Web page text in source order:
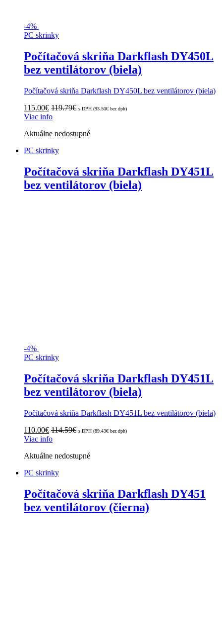
-4%
PC skrinky
Počítačová skriňa Darkflash DY450L
bez ventilátorov (biela)
Počítačová skriňa Darkflash DY450L bez ventilátorov (biela)
115.00€ 119.79€ s DPH (93.50€ bez dph)
Viac info
Aktuálne nedostupné
PC skrinky
Počítačová skriňa Darkflash DY451L
bez ventilátorov (biela)
-4%
PC skrinky
Počítačová skriňa Darkflash DY451L
bez ventilátorov (biela)
Počítačová skriňa Darkflash DY451L bez ventilátorov (biela)
110.00€ 114.59€ s DPH (89.43€ bez dph)
Viac info
Aktuálne nedostupné
PC skrinky
Počítačová skriňa Darkflash DY451
bez ventilátorov (čierna)